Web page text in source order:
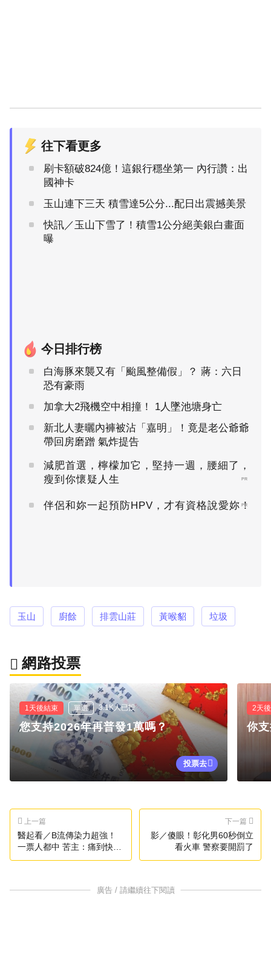
往下看更多
刷卡額破824億！這銀行穩坐第一 內行讚：出
國神卡
玉山連下三天 積雪達5公分...配日出震撼美景
快訊／玉山下雪了！積雪1公分絕美銀白畫面
曝
今日排行榜
白海豚來襲又有「颱風整備假」？ 蔣：六日
恐有豪雨
加拿大2飛機空中相撞！ 1人墜池塘身亡
新北人妻曬內褲被沾「嘉明」！竟是老公爺爺
帶回房磨蹭 氣炸提告
減肥首選，檸檬加它，堅持一週，腰細了，
瘦到你懷疑人生
PR
伴侶和妳一起預防HPV，才有資格說愛妳！
PR
玉山 廚餘 排雲山莊 黃喉貂 垃圾
網路投票
1天後結束 單選 3.1K人已投
您支持2026年再普發1萬嗎？
投票去
2天
你
上一篇
醫起看／B流傳染力超強！
一票人都中 苦主：痛到快往
生
下一篇
影／傻眼！彰化男60秒倒立
看火車 警察要開罰了
廣告 / 請繼續往下閱讀